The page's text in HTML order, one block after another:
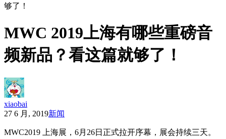
够了！
MWC 2019上海有哪些重磅音
频新品？看这篇就够了！
xiaobai
27 6 月, 2019新闻
MWC2019 上海展，6月26日正式拉开序幕，展会持续三天。